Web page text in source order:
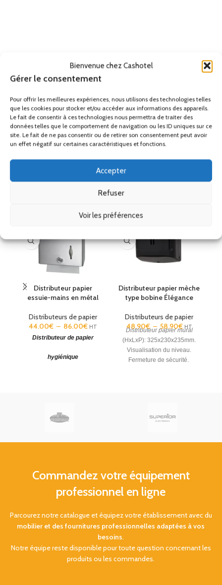
Bienvenue chez Cashotel
Gérer le consentement
Pour offrir les meilleures expériences, nous utilisons des technologies telles
que les cookies pour stocker et/ou accéder aux informations des appareils.
Le fait de consentir à ces technologies nous permettra de traiter des
données telles que le comportement de navigation ou les ID uniques sur ce
site. Le fait de ne pas consentir ou de retirer son consentement peut avoir
un effet négatif sur certaines caractéristiques et fonctions.
Accepter
Refuser
Voir les préférences
distributeur essuie main professionnel, distributeur de papier toilette
original, distributeur papier professionnel, distributeur papier rouleau,
Remise
Ses accessoires
Produits similaires
Blanc
Distributeur papier
essuie-mains en métal
Distributeurs de papier
44.00€ – 86.00€ HT
Distributeur de papier
hygiénique
Blanc Noir
Distributeur papier mèche
type bobine Élégance
Distributeurs de papier
48.90€ – 58.90€ HT
Distributeur papier mural
(HxLxP): 325x230x235mm.
Visualisation du niveau.
Fermeture de sécurité.
Commandez votre équipement
professionnel en ligne
Parcourez notre catalogue et équipez votre établissement avec du
mobilier et des fournitures professionnelles adaptées à vos
besoins.
Notre équipe reste disponible pour toute question concernant les
produits ou les commandes.